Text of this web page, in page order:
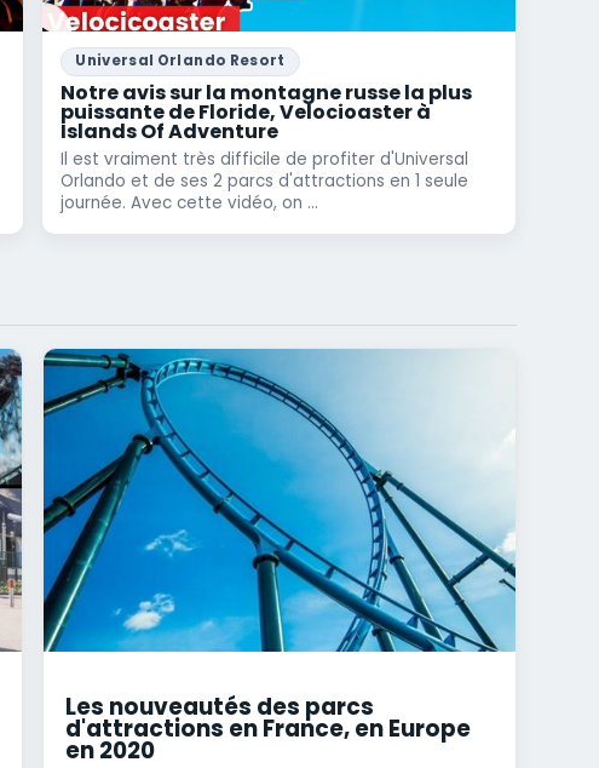
Universal Orlando Resort
Notre avis sur la montagne russe la plus
puissante de Floride, Velocioaster à
Islands Of Adventure
Il est vraiment très difficile de profiter d'Universal
Orlando et de ses 2 parcs d'attractions en 1 seule
journée. Avec cette vidéo, on ...
Les nouveautés des parcs
d'attractions en France, en Europe
en 2020